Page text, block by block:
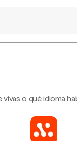
o qué idioma